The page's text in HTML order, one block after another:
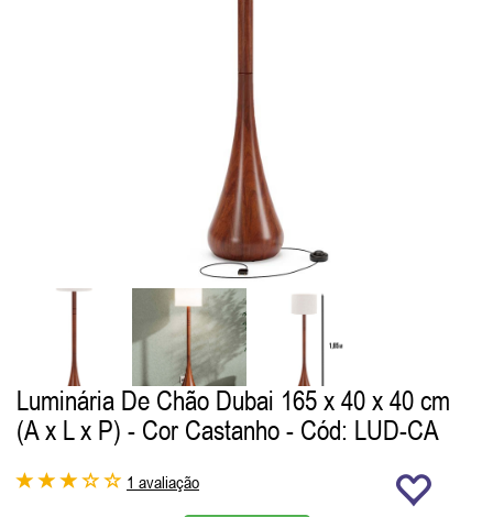
Luminária De Chão Dubai 165 x 40 x 40 cm
(A x L x P) - Cor Castanho - Cód: LUD-CA
1 avaliação